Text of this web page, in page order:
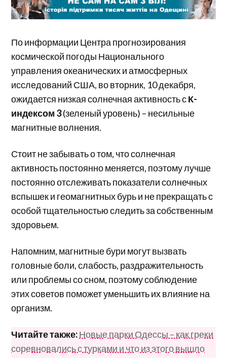
По информации Центра прогнозирования
космической погоды Национального
управления океанических и атмосферных
исследований США, во вторник, 10 декабря,
ожидается низкая солнечная активность сК-
индексом 3(зеленый уровень) – несильные
магнитные волнения.
Стоит не забывать о том, что солнечная
активность постоянно меняется, поэтому лучше
постоянно отслеживать показатели солнечных
вспышек и геомагнитных бурь и не прекращать с
особой тщательностью следить за собственным
здоровьем.
Напомним, магнитные бури могут вызвать
головные боли, слабость, раздражительность
или проблемы со сном, поэтому соблюдение
этих советов поможет уменьшить их влияние на
организм.
Читайте также:Новые парки Одессы – как греки
соревновались с турками и что из этого вышло